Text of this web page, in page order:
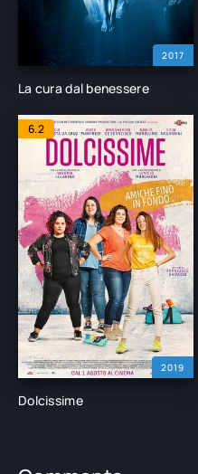
2017
La cura dal benessere
2019
6.2
Dolcissime